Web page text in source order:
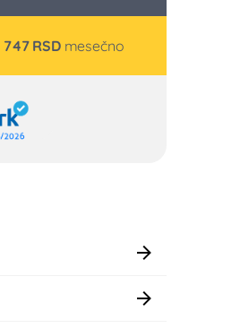
747 RSDmesečno